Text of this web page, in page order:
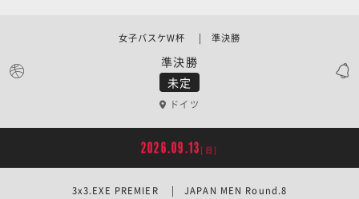
未定
準決勝
女子バスケW杯 | 準決勝
ドイツ
2026.09.13 [日]
3x3.EXE PREMIER | JAPAN MEN Round.8